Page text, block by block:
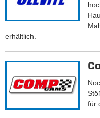
erhältlich.
für